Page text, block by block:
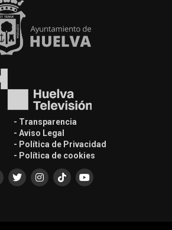
- Transparencia
- Aviso Legal
- Política de Privacidad
- Política de cookies